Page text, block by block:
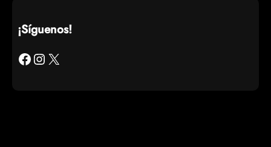
¡Síguenos!
Facebook Instagram X